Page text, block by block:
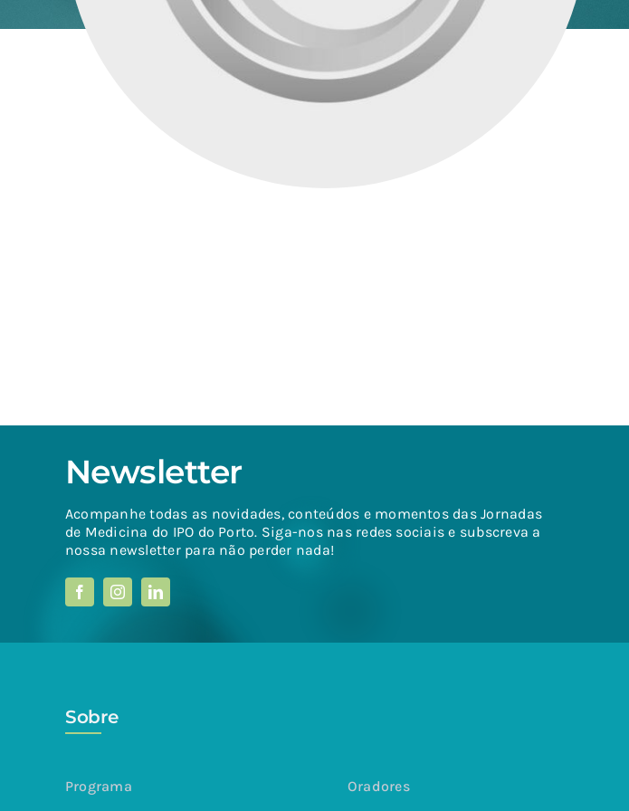
Newsletter
Acompanhe todas as novidades, conteúdos e momentos das Jornadas
de Medicina do IPO do Porto. Siga-nos nas redes sociais e subscreva a
nossa newsletter para não perder nada!
Sobre
Programa Oradores